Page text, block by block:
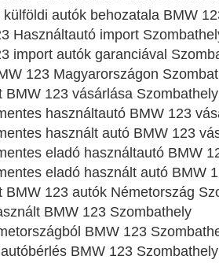
külföldi autók behozatala BMW
Használtautó import
import autók garanciával
123 Magyarországon‎
BMW 123 vásárlása Szombathely
használtautó BMW 123
használt autó BMW 123
eladó használtautó BMW
eladó használt autó BMW
BMW 123 autók Németország
BMW 123 Szombathely
BMW 123
BMW 123 Szombathely